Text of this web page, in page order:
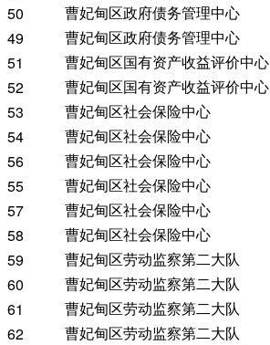
50
曹妃甸区政府债务管理中心
49
曹妃甸区政府债务管理中心
51
曹妃甸区国有资产收益评价中心
52
曹妃甸区国有资产收益评价中心
53
曹妃甸区社会保险中心
54
曹妃甸区社会保险中心
56
曹妃甸区社会保险中心
55
曹妃甸区社会保险中心
57
曹妃甸区社会保险中心
58
曹妃甸区社会保险中心
59
曹妃甸区劳动监察第二大队
60
曹妃甸区劳动监察第二大队
61
曹妃甸区劳动监察第二大队
62
曹妃甸区劳动监察第二大队